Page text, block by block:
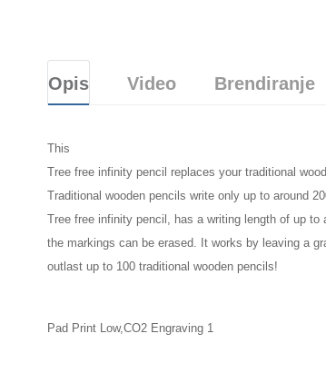
Opis Video Brendiranje
This
Tree free infinity pencil replaces your traditional
Traditional wooden pencils write only up to around
Tree free infinity pencil, has a writing length of up
the markings can be erased. It works by leaving a
outlast up to 100 traditional wooden pencils!
Pad Print Low,CO2 Engraving 1